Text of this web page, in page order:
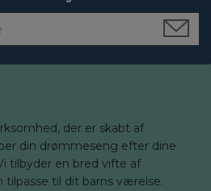
der er skabt af
din drømmeseng efter dine
tilbyder en bred vifte af
tilpasse til dit barns værelse.